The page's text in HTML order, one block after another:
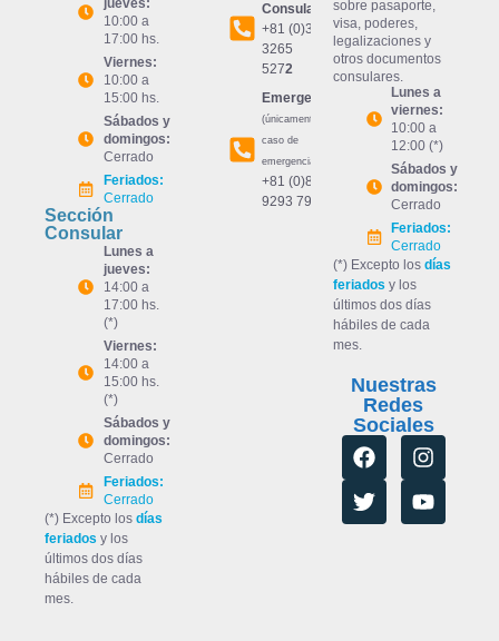
jueves:
10:00 a
17:00 hs.
Viernes:
10:00 a
15:00 hs.
Sábados y
domingos:
Cerrado
Feriados:
Cerrado
Sección
Consular
Lunes a
jueves:
14:00 a
17:00 hs.
(*)
Viernes:
14:00 a
15:00 hs.
(*)
Sábados y
domingos:
Cerrado
Feriados:
Cerrado
(*) Excepto los días
feriados y los
últimos dos días
hábiles de cada
mes.
Consular:
+81 (0)3
3265
5272
Emergencia:
(únicamente en
caso de
emergencia)
+81 (0)80
9293 7992
sobre pasaporte,
visa, poderes,
legalizaciones y
otros documentos
consulares.
Lunes a
viernes:
10:00 a
12:00 (*)
Sábados y
domingos:
Cerrado
Feriados:
Cerrado
(*) Excepto los días
feriados y los
últimos dos días
hábiles de cada
mes.
Nuestras
Redes
Sociales